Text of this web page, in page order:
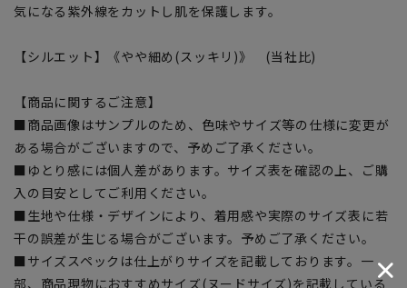
気になる紫外線をカットし肌を保護します。
【シルエット】《やや細め(スッキリ)》 (当社比)
【商品に関するご注意】
■商品画像はサンプルのため、色味やサイズ等の仕様に変更が
ある場合がございますので、予めご了承ください。
■ゆとり感には個人差があります。サイズ表を確認の上、ご購
入の目安としてご利用ください。
■生地や仕様・デザインにより、着用感や実際のサイズ表に若
干の誤差が生じる場合がございます。予めご了承ください。
■サイズスペックは仕上がりサイズを記載しております。一
部、商品現物におすすめサイズ(ヌードサイズ)を記載している